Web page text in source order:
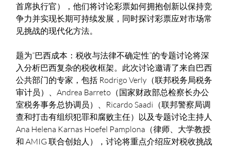
首席执行官），他们将讨论彩票如何拥抱创新以保持竞
争力并实现长期可持续发展，同时探讨彩票应对市场常
见挑战的现代化方法。
题为“巴西成本：税收与法律不确定性”的专题讨论将深
入分析巴西复杂的税收框架。此次讨论邀请了来自巴西
公共部门的专家，包括 Rodrigo Verly（联邦税务局税务
审计员）、Andrea Barreto（国家财政部总检察长办公
室税务事务总协调员）、Ricardo Saadi（联邦警察局调
查和打击有组织犯罪和腐败主任）以及专题讨论主持人
Ana Helena Karnas Hoefel Pamplona（律师、大学教授
和 AMIG 联合创始人），讨论将重点介绍应对税收挑战